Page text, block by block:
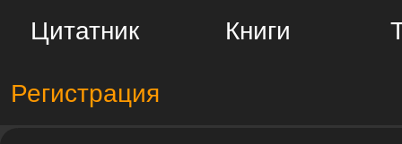
Цитатник Книги
Регистрация